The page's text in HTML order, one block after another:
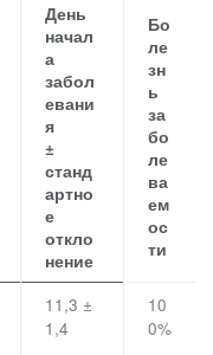
День
начал
а
забол
евани
я
±
станд
артно
е
откло
нение
Бо
ле
зн
ь
за
бо
ле
ва
ем
ос
ти
11,3 ±
1,4
10
0%